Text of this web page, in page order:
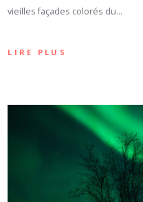
vieilles façades colorés du…
LIRE PLUS